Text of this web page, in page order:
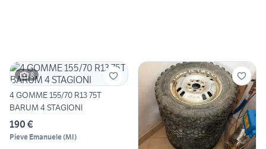
8
4 GOMME 155/70 R13 75T
BARUM 4 STAGIONI
190 €
Pieve Emanuele(MI)